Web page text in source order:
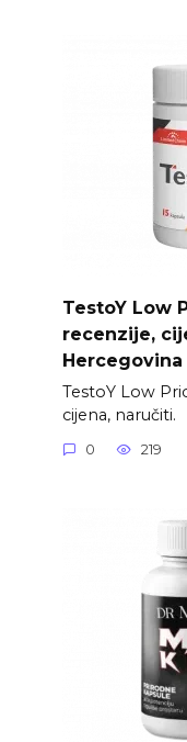
TestoY Low
recenzije,
Hercegovina
TestoY Low
cijena, naručiti.
0 219